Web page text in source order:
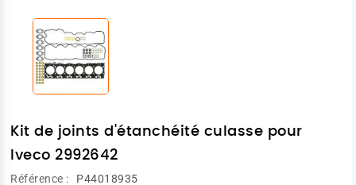
Kit de joints d'étanchéité culasse pour
Iveco 2992642
Référence : P44018935